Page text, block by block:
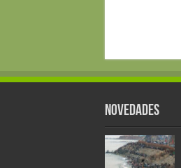
Novedades